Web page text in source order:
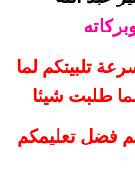
تلبيتكم لما
طلبت شيئا
فضل تعليمكم